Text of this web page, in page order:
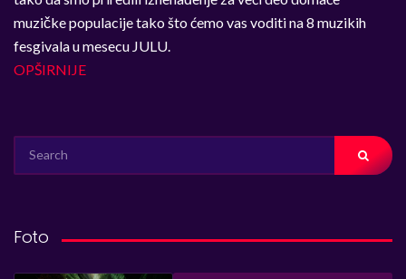
muzičke populacije tako što ćemo vas voditi na 8 muzikih
fesgivala u mesecu JULU.
OPŠIRNIJE
FOR:
Foto